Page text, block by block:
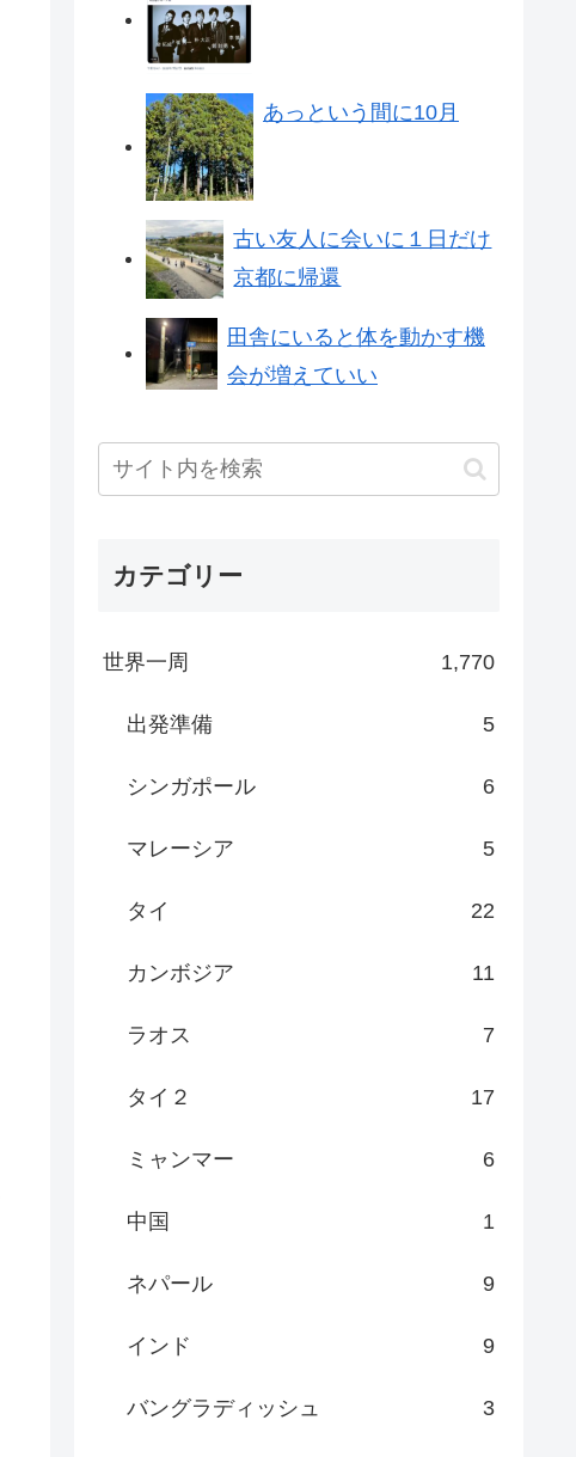
あっという間に10月
古い友人に会いに１日だけ
京都に帰還
田舎にいると体を動かす機
会が増えていい
カテゴリー
世界一周 1,770
出発準備 5
シンガポール 6
マレーシア 5
タイ 22
カンボジア 11
ラオス 7
タイ２ 17
ミャンマー 6
中国 1
ネパール 9
インド 9
バングラディッシュ 3